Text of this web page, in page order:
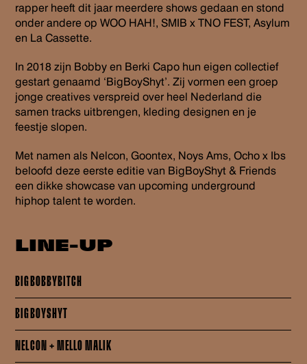
rapper heeft dit jaar meerdere shows gedaan en stond
onder andere op WOO HAH!, SMIB x TNO FEST, Asylum
en La Cassette.
In 2018 zijn Bobby en Berki Capo hun eigen collectief
gestart genaamd ‘BigBoyShyt’. Zij vormen een groep
jonge creatives verspreid over heel Nederland die
samen tracks uitbrengen, kleding designen en je
feestje slopen.
Met namen als Nelcon, Goontex, Noys Ams, Ocho x Ibs
beloofd deze eerste editie van BigBoyShyt & Friends
een dikke showcase van upcoming underground
hiphop talent te worden.
LINE-UP
BIGBOBBYBITCH
BIGBOYSHYT
NELCON + MELLO MALIK